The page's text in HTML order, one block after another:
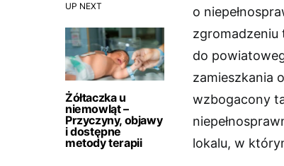
UP NEXT
Żółtaczka u
niemowląt –
Przyczyny, objawy
i dostępne
metody terapii
o
zgromadzeniu
do
zamieszkania
wzbogacony
lokalu, w